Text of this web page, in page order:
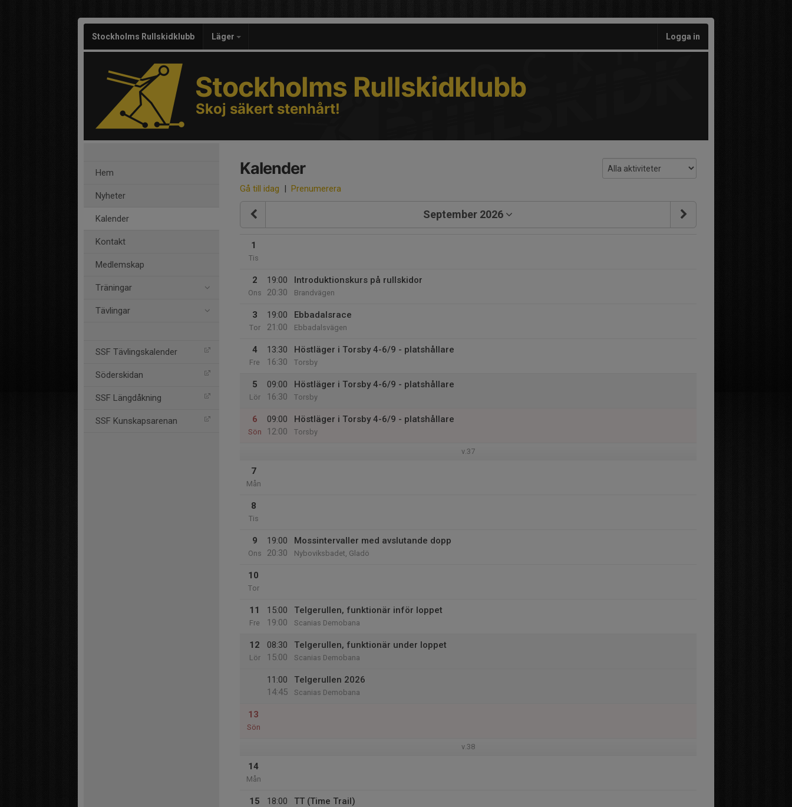
Stockholms Rullskidklubb Läger Logga in
Stockholms Rullskidklubb
Skoj säkert stenhårt!
Hem
Nyheter
Kalender
Kontakt
Medlemskap
Träningar
Tävlingar
SSF Tävlingskalender
Söderskidan
SSF Längdåkning
SSF Kunskapsarenan
Kalender
Gå till idag | Prenumerera
September 2026
1
Tis
2
Ons
19:00
20:30
Introduktionskurs på rullskidor
Brandvägen
3
Tor
19:00
21:00
Ebbadalsrace
Ebbadalsvägen
4
Fre
13:30
16:30
Höstläger i Torsby 4-6/9 - platshållare
Torsby
5
Lör
09:00
16:30
Höstläger i Torsby 4-6/9 - platshållare
Torsby
6
Sön
09:00
12:00
Höstläger i Torsby 4-6/9 - platshållare
Torsby
v.37
7
Mån
8
Tis
9
Ons
19:00
20:30
Mossintervaller med avslutande dopp
Nyboviksbadet, Gladö
10
Tor
11
Fre
15:00
19:00
Telgerullen, funktionär inför loppet
Scanias Demobana
12
Lör
08:30
15:00
Telgerullen, funktionär under loppet
Scanias Demobana
11:00
14:45
Telgerullen 2026
Scanias Demobana
13
Sön
v.38
14
Mån
15
18:00
TT (Time Trail)